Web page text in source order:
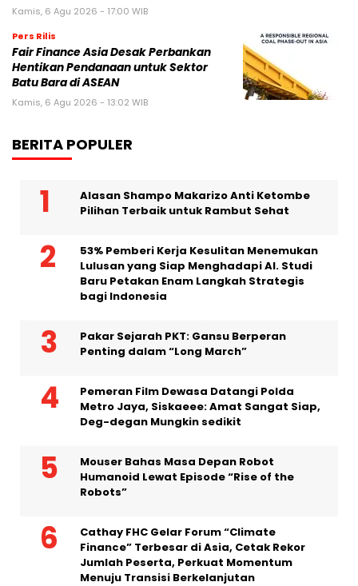
Kamis, 6 Agu 2026 - 17:00 WIB
Pers Rilis
Fair Finance Asia Desak Perbankan
Hentikan Pendanaan untuk Sektor
Batu Bara di ASEAN
Kamis, 6 Agu 2026 - 13:02 WIB
BERITA POPULER
Alasan Shampo Makarizo Anti Ketombe
Pilihan Terbaik untuk Rambut Sehat
53% Pemberi Kerja Kesulitan Menemukan
Lulusan yang Siap Menghadapi AI. Studi
Baru Petakan Enam Langkah Strategis
bagi Indonesia
Pakar Sejarah PKT: Gansu Berperan
Penting dalam “Long March”
Pemeran Film Dewasa Datangi Polda
Metro Jaya, Siskaeee: Amat Sangat Siap,
Deg-degan Mungkin sedikit
Mouser Bahas Masa Depan Robot
Humanoid Lewat Episode “Rise of the
Robots”
Cathay FHC Gelar Forum “Climate
Finance” Terbesar di Asia, Cetak Rekor
Jumlah Peserta, Perkuat Momentum
Menuju Transisi Berkelanjutan